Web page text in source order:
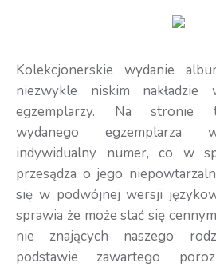
Kolekcjonerskie wydanie
niezwykle niskim
egzemplarzy. Na stronie
wydanego egzemplarza
indywidualny numer, co w
przesądza o jego
się w podwójnej wersji
sprawia że może stać się
nie znających naszego
podstawie zawartego